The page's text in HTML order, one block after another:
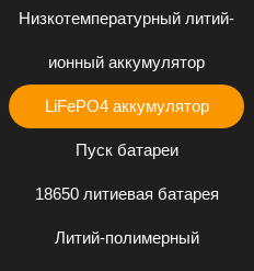
Низкотемпературный литий-
ионный аккумулятор
LiFePO4 аккумулятор
Пуск батареи
18650 литиевая батарея
Литий-полимерный